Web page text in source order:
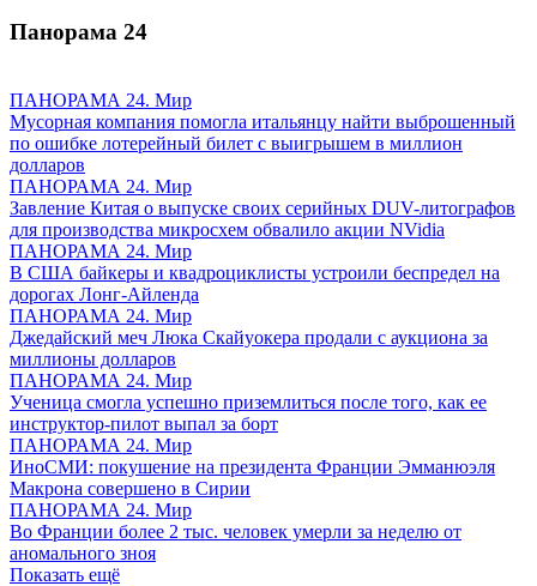
Панорама 24
ПАНОРАМА 24. Мир
Мусорная компания помогла итальянцу найти выброшенный
по ошибке лотерейный билет с выигрышем в миллион
долларов
ПАНОРАМА 24. Мир
Завление Китая о выпуске своих серийных DUV-литографов
для производства микросхем обвалило акции NVidia
ПАНОРАМА 24. Мир
В США байкеры и квадроциклисты устроили беспредел на
дорогах Лонг-Айленда
ПАНОРАМА 24. Мир
Джедайский меч Люка Скайуокера продали с аукциона за
миллионы долларов
ПАНОРАМА 24. Мир
Ученица смогла успешно приземлиться после того, как ее
инструктор-пилот выпал за борт
ПАНОРАМА 24. Мир
ИноСМИ: покушение на президента Франции Эмманюэля
Макрона совершено в Сирии
ПАНОРАМА 24. Мир
Во Франции более 2 тыс. человек умерли за неделю от
аномального зноя
Показать ещё